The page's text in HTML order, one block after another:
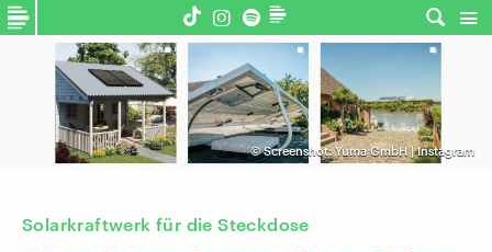
©Screenshot: Yuma GmbH | Instagram
Solarkraftwerk für die Steckdose